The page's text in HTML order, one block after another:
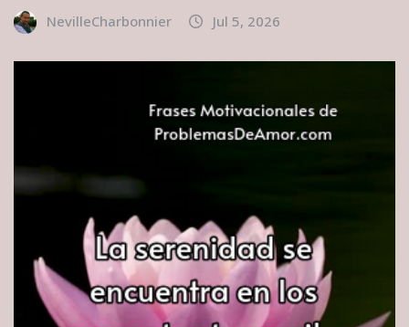
NevilleCharbonnier Jul 5, 2026